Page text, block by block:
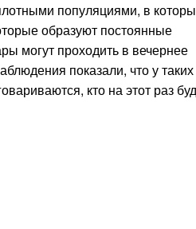
популяциями, в
образуют постоянные
могут проходить в вечернее
показали, что у таких
кто на этот раз